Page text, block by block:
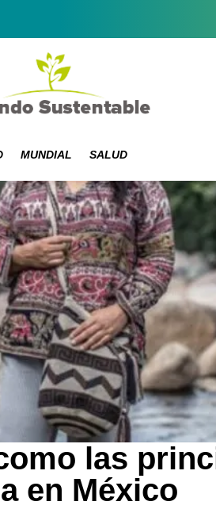
MUNDIAL SALUD
las
en México